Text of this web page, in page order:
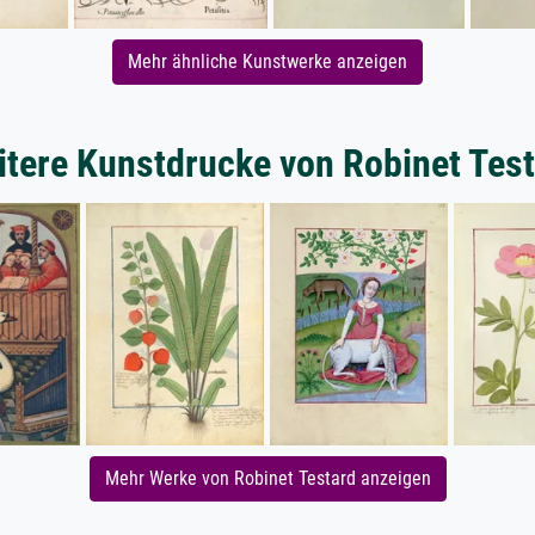
Mehr ähnliche Kunstwerke anzeigen
Kunstdrucke von Robinet
Mehr Werke von Robinet Testard anzeigen